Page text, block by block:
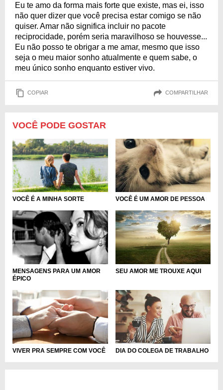
Eu te amo da forma mais forte que existe, mas ei, isso
não quer dizer que você precisa estar comigo se não
quiser. Amar não significa incluir no pacote
reciprocidade, porém seria maravilhoso se houvesse...
Eu não posso te obrigar a me amar, mesmo que isso
seja o meu maior sonho atualmente e quem sabe, o
meu único sonho enquanto estiver vivo.
COPIAR COMPARTILHAR
VOCÊ PODE GOSTAR
VOCÊ É A MINHA SORTE VOCÊ É UM AMOR DE PESSOA
MENSAGENS PARA UM AMOR
ÉPICO
SEU AMOR ME TROUXE AQUI
VIVER PRA SEMPRE COM VOCÊ DIA DO COLEGA DE TRABALHO